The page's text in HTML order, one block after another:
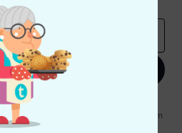
dig nu
dig nu", erklærer jeg mig samtidig
reklame. Dette tilsagn kan når som
yderligere informationer i vores